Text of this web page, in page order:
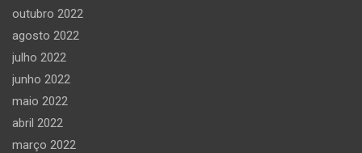
outubro 2022
agosto 2022
julho 2022
junho 2022
maio 2022
abril 2022
março 2022